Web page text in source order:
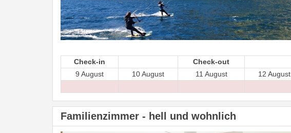
Check-in
Check-out
9 August
10 August 11 August 12 August
Familienzimmer - hell und wohnlich